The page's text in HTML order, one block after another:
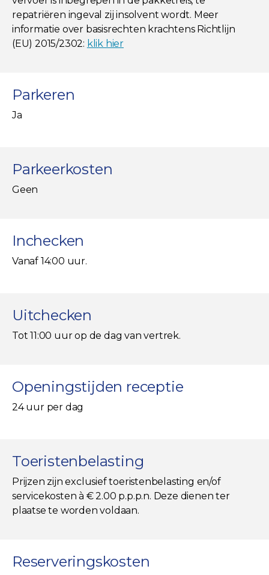
repatriëren ingeval zij insolvent wordt. Meer
informatie over basisrechten krachtens Richtlijn
(EU) 2015/2302: klik hier
Parkeren
Ja
Parkeerkosten
Geen
Inchecken
Vanaf 14:00 uur.
Uitchecken
Tot 11:00 uur op de dag van vertrek.
Openingstijden receptie
24 uur per dag
Toeristenbelasting
Prijzen zijn exclusief toeristenbelasting en/of
servicekosten à € 2.00 p.p.p.n. Deze dienen ter
plaatse te worden voldaan.
Reserveringskosten